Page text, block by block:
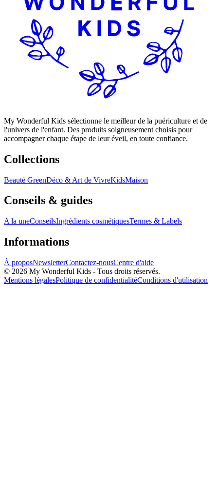
My Wonderful Kids sélectionne le meilleur de la puériculture et de
l'univers de l'enfant. Des produits soigneusement choisis pour
accompagner chaque étape de leur éveil, en toute confiance.
Collections
Beauté GreenDéco & Art de VivreKidsMaison
Conseils & guides
A la uneConseilsIngrédients cosmétiquesTermes & Labels
Informations
À proposNewsletterContactez-nousCentre d'aide
© 2026 My Wonderful Kids - Tous droits réservés.
Mentions légalesPolitique de confidentialitéConditions d'utilisation